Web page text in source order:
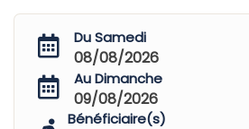
Du Samedi
08/08/2026
Au Dimanche
09/08/2026
Bénéficiaire(s)